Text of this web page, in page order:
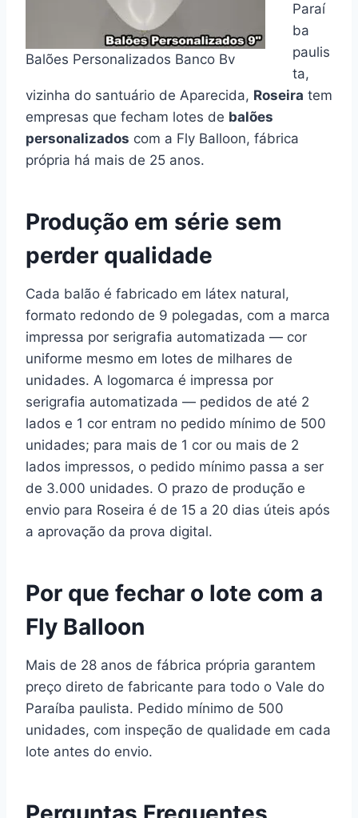
Balões Personalizados Banco Bv
Paraí
ba
paulis
ta,
vizinha do santuário de Aparecida, Roseira tem
empresas que fecham lotes de balões
personalizados com a Fly Balloon, fábrica
própria há mais de 25 anos.
Produção em série sem
perder qualidade
Cada balão é fabricado em látex natural,
formato redondo de 9 polegadas, com a marca
impressa por serigrafia automatizada — cor
uniforme mesmo em lotes de milhares de
unidades. A logomarca é impressa por
serigrafia automatizada — pedidos de até 2
lados e 1 cor entram no pedido mínimo de 500
unidades; para mais de 1 cor ou mais de 2
lados impressos, o pedido mínimo passa a ser
de 3.000 unidades. O prazo de produção e
envio para Roseira é de 15 a 20 dias úteis após
a aprovação da prova digital.
Por que fechar o lote com a
Fly Balloon
Mais de 28 anos de fábrica própria garantem
preço direto de fabricante para todo o Vale do
Paraíba paulista. Pedido mínimo de 500
unidades, com inspeção de qualidade em cada
lote antes do envio.